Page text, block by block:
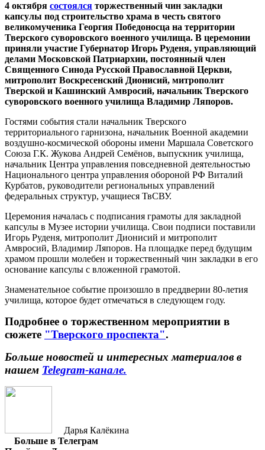
4 октября состоялся торжественный чин закладки
капсулы под строительство храма в честь святого
великомученика Георгия Победоносца на территории
Тверского суворовского военного училища. В церемонии
приняли участие Губернатор Игорь Руденя, управляющий
делами Московской Патриархии, постоянный член
Священного Синода Русской Православной Церкви,
митрополит Воскресенский Дионисий, митрополит
Тверской и Кашинский Амвросий, начальник Тверского
суворовского военного училища Владимир Ляпоров.
Гостями события стали начальник Тверского
территориального гарнизона, начальник Военной академии
воздушно-космической обороны имени Маршала Советского
Союза Г.К. Жукова Андрей Семёнов, выпускник училища,
начальник Центра управления повседневной деятельностью
Национального центра управления обороной РФ Виталий
Курбатов, руководители региональных управлений
федеральных структур, учащиеся ТвСВУ.
Церемония началась с подписания грамоты для закладной
капсулы в Музее истории училища. Свои подписи поставили
Игорь Руденя, митрополит Дионисий и митрополит
Амвросий, Владимир Ляпоров. На площадке перед будущим
храмом прошли молебен и торжественный чин закладки в его
основание капсулы с вложенной грамотой.
Знаменательное событие произошло в преддверии 80-летия
училища, которое будет отмечаться в следующем году.
Подробнее о торжественном мероприятии в
сюжете "Тверского проспекта".
Больше новостей и интересных материалов в
нашем Telegram-канале.
Дарья Калёкина
Больше в Телеграм